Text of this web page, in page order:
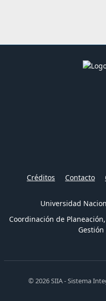
Créditos Contacto
Universidad
Coordinación de
© 2026 SIIA - Sistema